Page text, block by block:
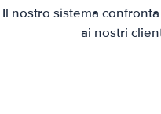
Il nostro sistema
ai nostri